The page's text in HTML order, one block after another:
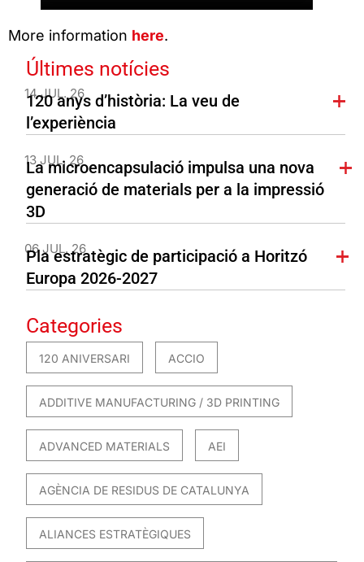
More information here.
Últimes notícies
14 JUL. 26
120 anys d’història: La veu de
l’experiència
13 JUL. 26
La microencapsulació impulsa una nova
generació de materials per a la impressió
3D
06 JUL. 26
Pla estratègic de participació a Horitzó
Europa 2026-2027
Categories
120 ANIVERSARI ACCIO
ADDITIVE MANUFACTURING / 3D PRINTING
ADVANCED MATERIALS AEI
AGÈNCIA DE RESIDUS DE CATALUNYA
ALIANCES ESTRATÈGIQUES